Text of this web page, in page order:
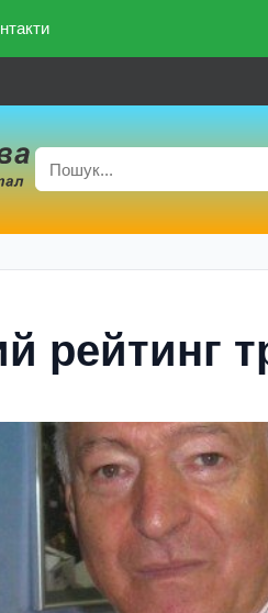
рейтинг